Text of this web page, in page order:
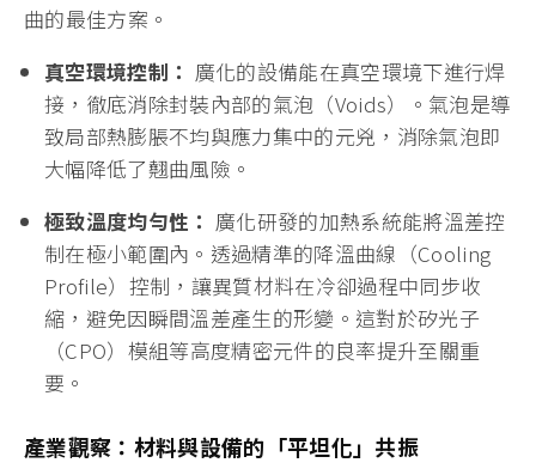
璃基板，山太士研發出能耐高溫且低收縮的載板貼
合材料，確保玻璃在雷射鑽孔與電鍍製程中保持絕
對平坦，這正是其股價能突破 3000 元大關的技術
底氣。
設備端則是解決翹曲的第二道防線。廣化 (5297)專
精的「甲酸真空回焊爐（Formic Acid Vacuum
Reflow）」技術，是目前解決高功率 AI 晶片封裝翹
曲的最佳方案。
接，徹底消除封裝內部的氣泡（Voids）。氣泡是導